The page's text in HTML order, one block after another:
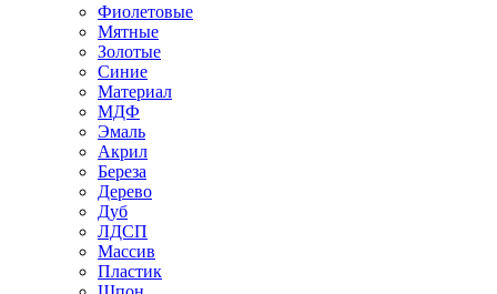
Фиолетовые
Мятные
Золотые
Синие
Материал
МДФ
Эмаль
Акрил
Береза
Дерево
Дуб
ЛДСП
Массив
Пластик